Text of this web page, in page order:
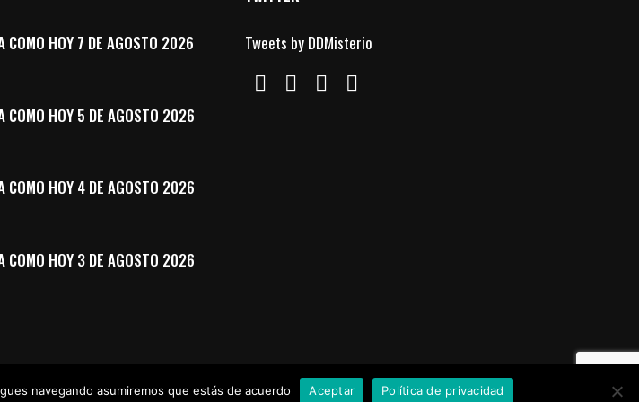
COMO HOY 7 DE AGOSTO 2026
COMO HOY 5 DE AGOSTO 2026
COMO HOY 4 DE AGOSTO 2026
COMO HOY 3 DE AGOSTO 2026
Tweets by DDMisterio
Aviso Legal Política de Cookies Política de Privacidad
navegando asumiremos que estás de acuerdo Aceptar Política de privacidad